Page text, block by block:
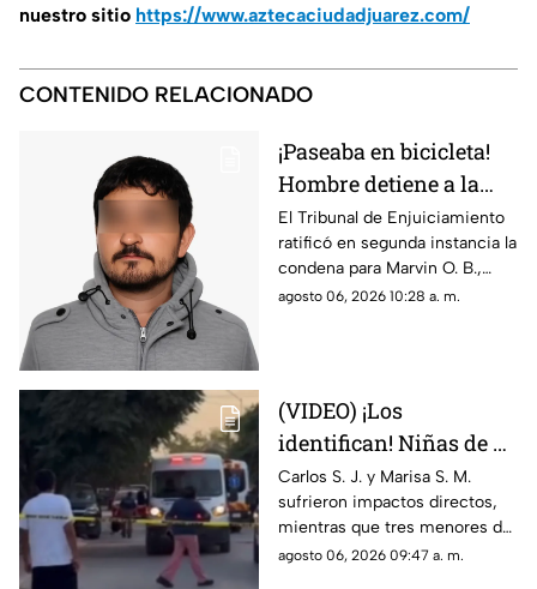
nuestro sitio https://www.aztecaciudadjuarez.com/
CONTENIDO RELACIONADO
¡Paseaba en bicicleta!
Hombre detiene a la
fuerza a menor de 12
años y lo viola en
Chihuahua; así logró
escapar
El Tribunal de Enjuiciamiento
ratificó en segunda instancia la
condena para Marvin O. B.,
quien agredió a un niño de 12
agosto 06, 2026 10:28 a. m.
(VIDEO) ¡Los
identifican! Niñas de 9
y 11 años y un
adolescente entre los
heridos de gravedad en
el ataque de esta
Carlos S. J. y Marisa S. M.
sufrieron impactos directos,
mientras que tres menores de
14, 11 y 9 años resultaron
agosto 06, 2026 09:47 a. m.